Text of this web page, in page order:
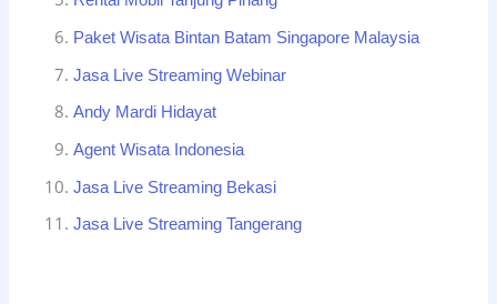
Paket Wisata Bintan Batam Singapore Malaysia
Jasa Live Streaming Webinar
Andy Mardi Hidayat
Agent Wisata Indonesia
Jasa Live Streaming Bekasi
Jasa Live Streaming Tangerang